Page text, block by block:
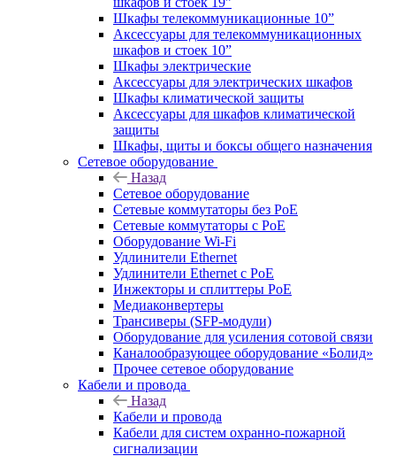
Шкафы телекоммуникационные 10”
Аксессуары для телекоммуникационных
шкафов и стоек 10”
Шкафы электрические
Аксессуары для электрических шкафов
Шкафы климатической защиты
Аксессуары для шкафов климатической
защиты
Шкафы, щиты и боксы общего назначения
Сетевое оборудование
Назад
Сетевое оборудование
Сетевые коммутаторы без PoE
Сетевые коммутаторы с PoE
Оборудование Wi-Fi
Удлинители Ethernet
Удлинители Ethernet с PoE
Инжекторы и сплиттеры PoE
Медиаконвертеры
Трансиверы (SFP-модули)
Оборудование для усиления сотовой связи
Каналообразующее оборудование «Болид»
Прочее сетевое оборудование
Кабели и провода
Назад
Кабели и провода
Кабели для систем охранно-пожарной
сигнализации